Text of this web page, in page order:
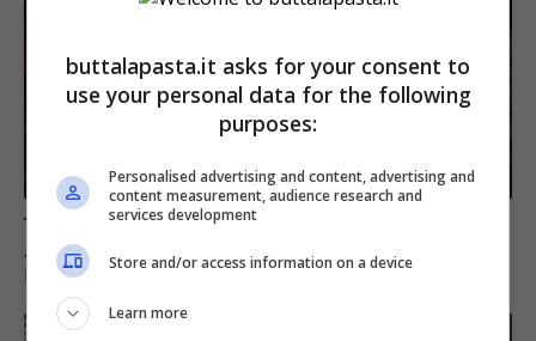
buttalapasta.it asks for your consent to
use your personal data for the following
purposes:
Personalised advertising and content, advertising and
content measurement, audience research and
services development
Store and/or access information on a device
Learn more